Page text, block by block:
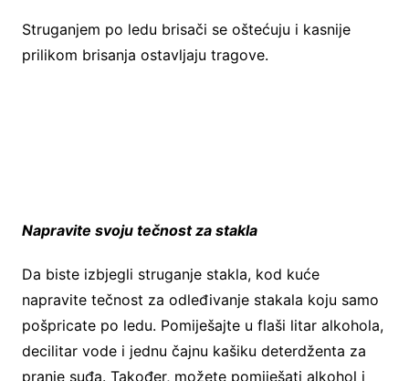
Struganjem po ledu brisači se oštećuju i kasnije
prilikom brisanja ostavljaju tragove.
Napravite svoju tečnost za stakla
Da biste izbjegli struganje stakla, kod kuće
napravite tečnost za odleđivanje stakala koju samo
pošpricate po ledu. Pomiješajte u flaši litar alkohola,
decilitar vode i jednu čajnu kašiku deterdženta za
pranje suđa. Također, možete pomiješati alkohol i